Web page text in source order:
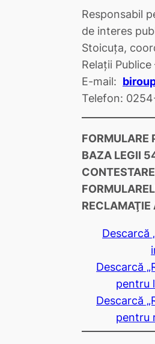
Responsabil
de interes
Stoicuţa,
Relații
E-mail:
Telefon:
FORMULARE
BAZA LEGII
Descarcă
Descarcă
pentru
Descarcă
pentru